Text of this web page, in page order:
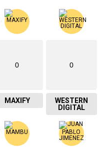
0
MAXIFY
0
WESTERN
DIGITAL